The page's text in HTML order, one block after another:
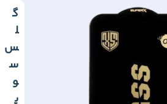
گ
ل
س
س
و
پ